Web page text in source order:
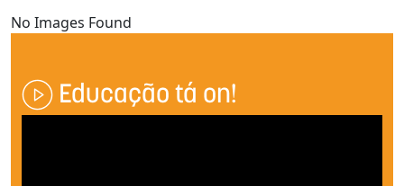
No Images Found
Educação tá on!